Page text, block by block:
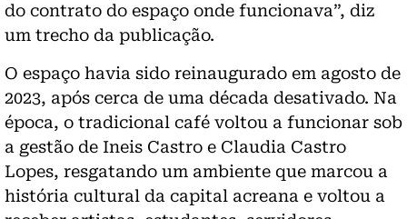
do contrato do espaço onde funcionava”, diz
um trecho da publicação.
O espaço havia sido reinaugurado em agosto de
2023, após cerca de uma década desativado. Na
época, o tradicional café voltou a funcionar sob
a gestão de Ineis Castro e Claudia Castro
Lopes, resgatando um ambiente que marcou a
história cultural da capital acreana e voltou a